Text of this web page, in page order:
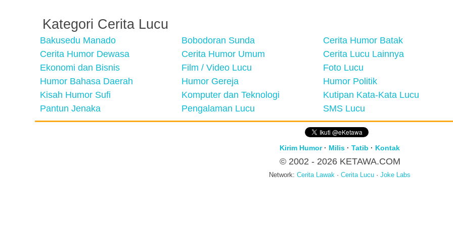
Kategori Cerita Lucu
Bakusedu Manado Bobodoran Sunda
Cerita Humor Batak
Cerita Humor Dewasa
Cerita Humor Umum
Cerita Lucu Lainnya
Ekonomi dan Bisnis
Film / Video Lucu
Foto Lucu
Humor Bahasa Daerah
Humor Gereja
Humor Politik
Kisah Humor Sufi
Komputer dan Teknologi
Kutipan Kata-Kata Lucu
Pantun Jenaka
Pengalaman Lucu SMS Lucu
Kirim Humor· Milis · Tatib · Kontak
© 2002 - 2026 KETAWA.COM
Network: Cerita Lawak · Cerita Lucu · Joke Labs